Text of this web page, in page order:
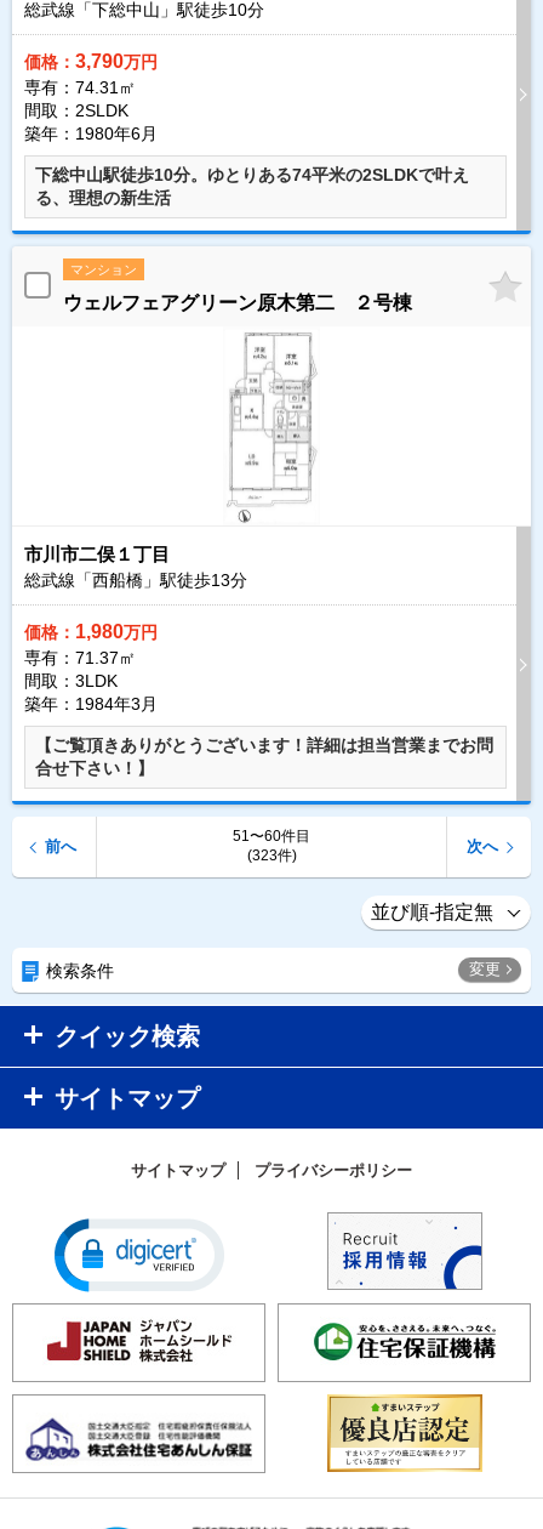
総武線「下総中山」駅徒歩10分
価格： 3,790万円
専有：74.31㎡
間取：2SLDK
築年：1980年6月
下総中山駅徒歩10分。ゆとりある74平米の2SLDKで叶え
る、理想の新生活
マンション
ウェルフェアグリーン原木第二 ２号棟
市川市二俣１丁目
総武線「西船橋」駅徒歩13分
価格： 1,980万円
専有：71.37㎡
間取：3LDK
築年：1984年3月
【ご覧頂きありがとうございます！詳細は担当営業までお問
合せ下さい！】
51〜60件目
(323件)
前へ 次へ
検索条件 変更
クイック検索
サイトマップ
サイトマップ プライバシーポリシー